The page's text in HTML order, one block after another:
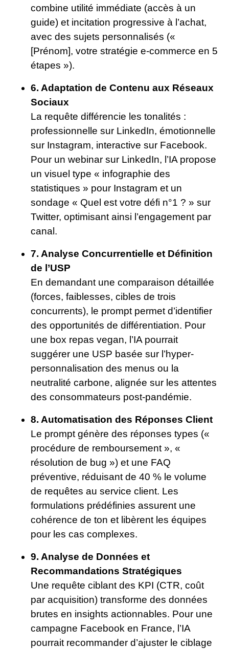
combine utilité immédiate (accès à un
guide) et incitation progressive à l’achat,
avec des sujets personnalisés («
[Prénom], votre stratégie e-commerce en 5
étapes »).
6. Adaptation de Contenu aux Réseaux
Sociaux
La requête différencie les tonalités :
professionnelle sur LinkedIn, émotionnelle
sur Instagram, interactive sur Facebook.
Pour un webinar sur LinkedIn, l’IA propose
un visuel type « infographie des
statistiques » pour Instagram et un
sondage « Quel est votre défi n°1 ? » sur
Twitter, optimisant ainsi l’engagement par
canal.
7. Analyse Concurrentielle et Définition
de l’USP
En demandant une comparaison détaillée
(forces, faiblesses, cibles de trois
concurrents), le prompt permet d’identifier
des opportunités de différentiation. Pour
une box repas vegan, l’IA pourrait
suggérer une USP basée sur l’hyper-
personnalisation des menus ou la
neutralité carbone, alignée sur les attentes
des consommateurs post-pandémie.
8. Automatisation des Réponses Client
Le prompt génère des réponses types («
procédure de remboursement », «
résolution de bug ») et une FAQ
préventive, réduisant de 40 % le volume
de requêtes au service client. Les
formulations prédéfinies assurent une
cohérence de ton et libèrent les équipes
pour les cas complexes.
9. Analyse de Données et
Recommandations Stratégiques
Une requête ciblant des KPI (CTR, coût
par acquisition) transforme des données
brutes en insights actionnables. Pour une
campagne Facebook en France, l’IA
pourrait recommander d’ajuster le ciblage